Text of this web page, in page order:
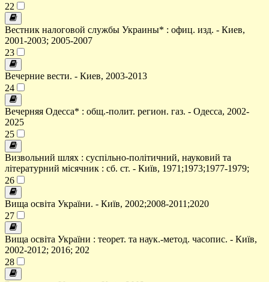
22
Вестник налоговой службы Украины* : офиц. изд. - Киев,
2001-2003; 2005-2007
23
Вечерние вести. - Киев, 2003-2013
24
Вечерняя Одесса* : общ.-полит. регион. газ. - Одесса, 2002-
2025
25
Визвольний шлях : суспільно-політичний, науковий та
літературний місячник : сб. ст. - Київ, 1971;1973;1977-1979;
26
Вища освіта України. - Київ, 2002;2008-2011;2020
27
Вища освіта України : теорет. та наук.-метод. часопис. - Київ,
2002-2012; 2016; 202
28